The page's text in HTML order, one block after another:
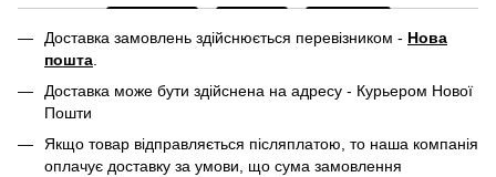
Доставка замовлень здійснюється перевізником - Нова
пошта
Доставка може бути здійснена на адресу - Курьером Нової
Пошти
Якщо товар відправляється післяплатою, то наша компанія
оплачує доставку за умови, що сума замовлення